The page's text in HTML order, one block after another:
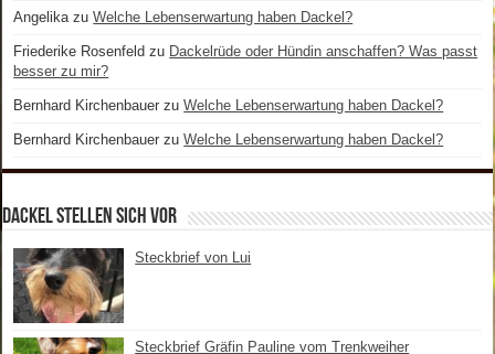
Angelika zuWelche Lebenserwartung haben Dackel?
Friederike Rosenfeld zu Dackelrüde oder Hündin anschaffen? Was passt
besser zu mir?
Bernhard Kirchenbauer zuWelche Lebenserwartung haben Dackel?
Bernhard Kirchenbauer zuWelche Lebenserwartung haben Dackel?
Dackel stellen sich vor
Steckbrief von Lui
Steckbrief Gräfin Pauline vom Trenkweiher